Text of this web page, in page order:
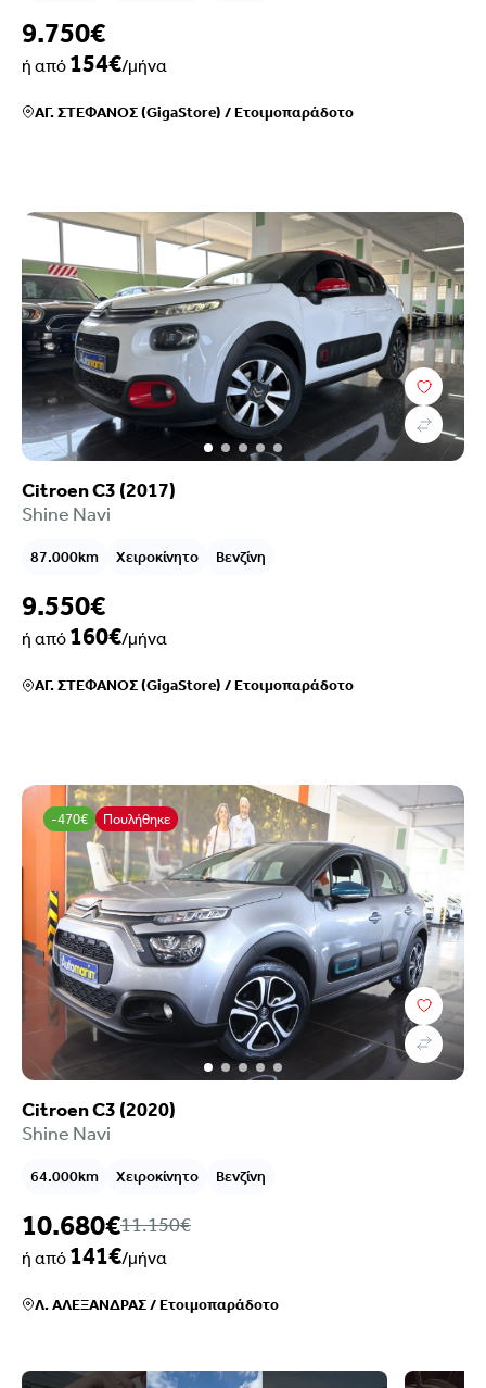
9.750€
ή από 154€/μήνα
ΑΓ. ΣΤΕΦΑΝΟΣ (GigaStore) /Ετοιμοπαράδοτο
Citroen C3 (2017)
Shine Navi
87.000km Χειροκίνητο Βενζίνη
9.550€
ή από 160€/μήνα
ΑΓ. ΣΤΕΦΑΝΟΣ (GigaStore) /Ετοιμοπαράδοτο
-470€ Πουλήθηκε
Citroen C3 (2020)
Shine Navi
64.000km Χειροκίνητο Βενζίνη
10.680€11.150€
ή από 141€/μήνα
Λ. ΑΛΕΞΑΝΔΡΑΣ/Ετοιμοπαράδοτο